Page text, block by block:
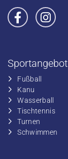
Sportangebot
Fußball
​Kanu
​Wasserball
​Tischtennis
​​Turnen
​​Schwimmen